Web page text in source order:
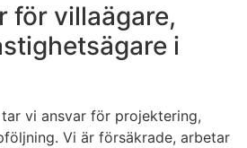
för villaägare,
i
vi ansvar för projektering,
Vi är försäkrade, arbetar